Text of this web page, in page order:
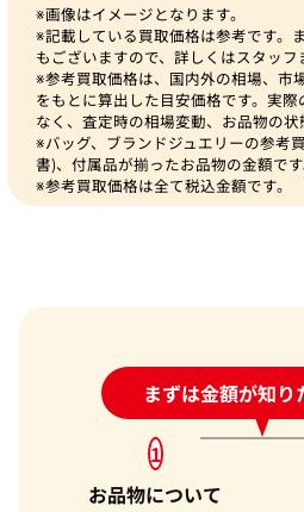
※画像はイメージとなります。
※記載している買取価格は参考です。
もございますので、詳しくはスタッフ
※参考買取価格は、国内外の相場、市
をもとに算出した目安価格です。実
なく、査定時の相場変動、お品物の状
※バッグ、ブランドジュエリーの参考
書)、付属品が揃ったお品物の金額です
※参考買取価格は全て税込金額です。
まずは金額が知り
24時間受付中!問い合
1
お品物について